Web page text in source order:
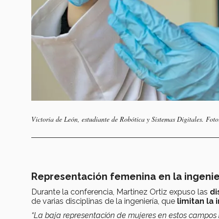
Victoria de León, estudiante de Robótica y Sistemas Digitales.
Representación femenina en la
Durante la conferencia, Martinez Ortiz expuso las
de varias disciplinas de la ingeniería, que limitan la
“La baja representación de mujeres en estos campos